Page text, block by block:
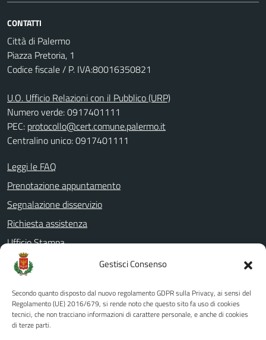
Gestisci Consenso
Secondo quanto disposto dal nuovo regolamento GDPR sulla Privacy, ai sensi del
Regolamento (UE) 2016/679, si rende noto che questo sito fa uso di cookies
tecnici, che non tracciano informazioni di carattere personale, e anche di cookies
di terze parti.
CONTATTI
Città di Palermo
Piazza Pretoria, 1
Codice fiscale / P. IVA:80016350821
U.O. Ufficio Relazioni con il Pubblico (URP)
Numero verde: 0917401111
PEC: protocollo@cert.comune.palermo.it
Centralino unico: 0917401111
Leggi le FAQ
Prenotazione appuntamento
Segnalazione disservizio
Richiesta assistenza
Ufficio Stampa
Amministrazione Trasparente
Albo pretorio
Informativa privacy
Note legali